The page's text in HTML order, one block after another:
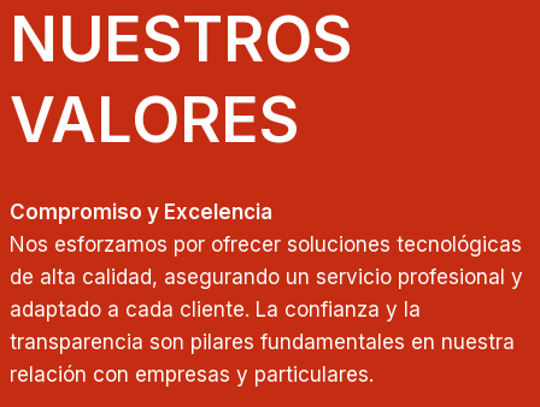
NUESTROS
VALORES
Compromiso y Excelencia
Nos esforzamos por ofrecer soluciones tecnológicas
de alta calidad, asegurando un servicio profesional y
adaptado a cada cliente. La confianza y la
transparencia son pilares fundamentales en nuestra
relación con empresas y particulares.